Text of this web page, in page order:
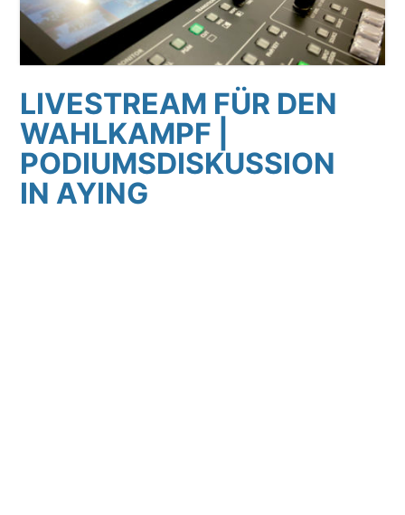
LIVESTREAM FÜR DEN
WAHLKAMPF |
PODIUMSDISKUSSION
IN AYING